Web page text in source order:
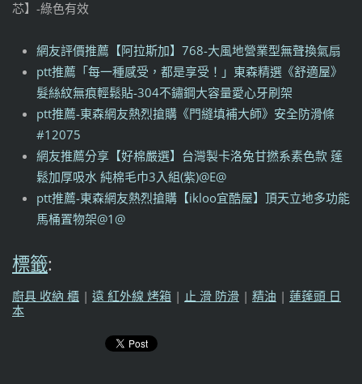
芯】-綠色有效
網友評價推薦【阿拉斯加】768-大風地營業型無聲換氣扇
ptt推薦「每一種感受，都是享受！」東森精選《舒適屋》
髮絲紋無痕輕鬆貼-304不鏽鋼大容量愛心牙刷架
ptt推薦-東森網友熱烈搶購《門縫填補大師》安全防滑條
#12075
網友推薦分享【好棉嚴選】台灣製卡洛兔甘撚系素色款 蓬
鬆加厚吸水 純棉毛巾3入組(紫)@E@
ptt推薦-東森網友熱烈搶購【ikloo宜酷屋】頂天立地多功能
馬桶置物架@1@
標籤:
廚具 收納 櫃 | 遠 紅外線 烤箱 | 止 滑 防滑 | 精油 | 蓮蓬頭 日
本